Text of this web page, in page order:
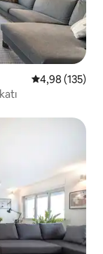
5 üzerinden
4,98 (135)